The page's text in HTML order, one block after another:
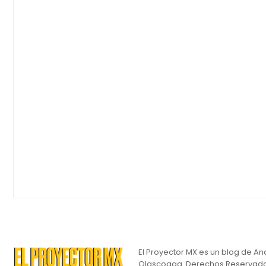
El Proyector MX es un blog de